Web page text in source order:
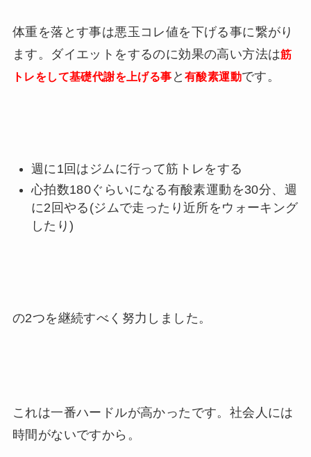
体重を落とす事は悪玉コレ値を下げる事に繋がり
ます。ダイエットをするのに効果の高い方法は筋
トレをして基礎代謝を上げる事 と 有酸素運動です。
週に1回はジムに行って筋トレをする
心拍数180ぐらいになる有酸素運動を30分、週
に2回やる(ジムで走ったり近所をウォーキング
したり)
の2つを継続すべく努力しました。
これは一番ハードルが高かったです。社会人には
時間がないですから。